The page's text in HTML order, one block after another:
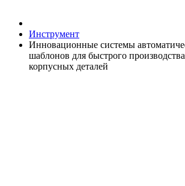
Инструмент
Инновационные системы
шаблонов для быстрого
корпусных деталей